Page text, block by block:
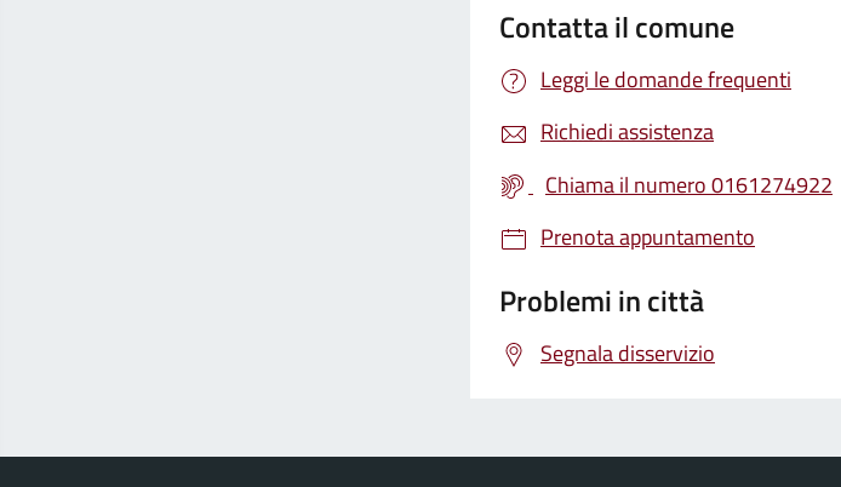
Contatta il comune
Leggi le domande frequenti
Richiedi assistenza
Chiama il numero 0161274922
Prenota appuntamento
Problemi in città
Segnala disservizio